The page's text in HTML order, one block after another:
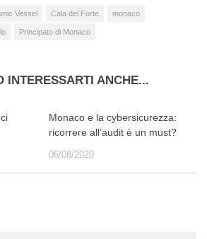
Vessel Cala del Forte monaco
Principato di Monaco
INTERESSARTI ANCHE...
Monaco e la cybersicurezza:
ricorrere all’audit è un must?
06/08/2020